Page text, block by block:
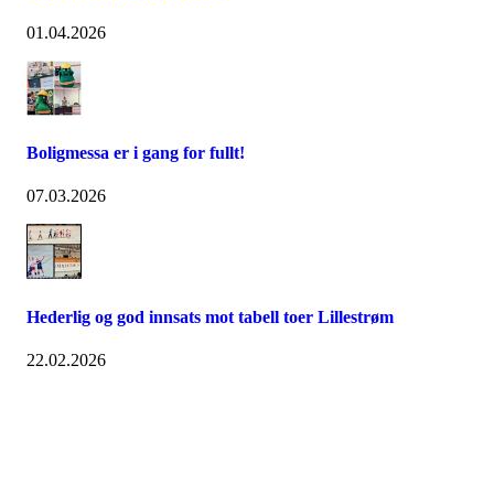
01.04.2026
Boligmessa er i gang for fullt!
07.03.2026
Hederlig og god innsats mot tabell toer Lillestrøm
22.02.2026